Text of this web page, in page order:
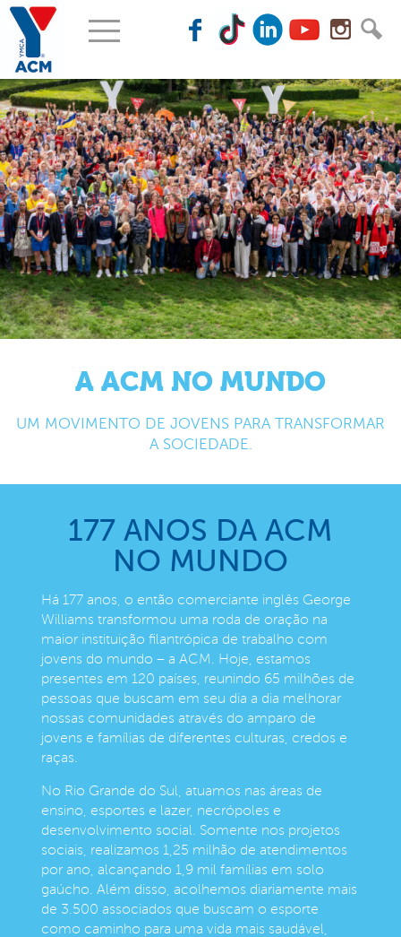
A ACM NO MUNDO
UM MOVIMENTO DE JOVENS PARA TRANSFORMAR
A SOCIEDADE.
177 ANOS DA ACM
NO MUNDO
Há 177 anos, o então comerciante inglês George
Williams transformou uma roda de oração na
maior instituição filantrópica de trabalho com
jovens do mundo – a ACM. Hoje, estamos
presentes em 120 países, reunindo 65 milhões de
pessoas que buscam em seu dia a dia melhorar
nossas comunidades através do amparo de
jovens e famílias de diferentes culturas, credos e
raças.
No Rio Grande do Sul, atuamos nas áreas de
ensino, esportes e lazer, necrópoles e
desenvolvimento social. Somente nos projetos
sociais, realizamos 1,25 milhão de atendimentos
por ano, alcançando 1,9 mil famílias em solo
gaúcho. Além disso, acolhemos diariamente mais
de 3.500 associados que buscam o esporte
como caminho para uma vida mais saudável,